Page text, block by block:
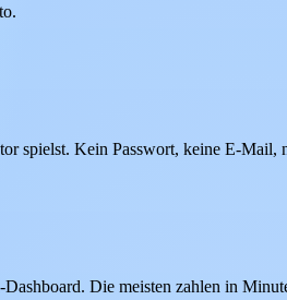
spielst. Kein Passwort, keine E-Mail,
Die meisten zahlen in